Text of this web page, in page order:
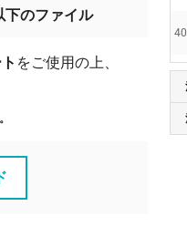
下のファイル
をご使用の上、